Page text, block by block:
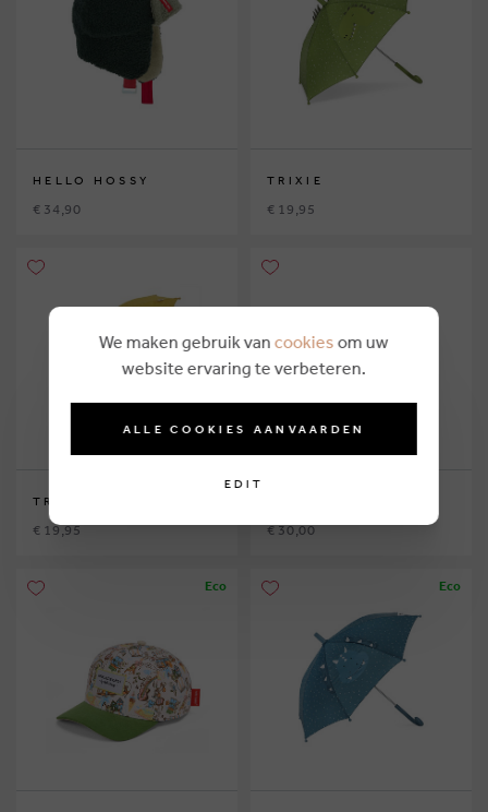
HELLO HOSSY
€ 34,90
TRIXIE
€ 19,95
TRIXIE
€ 19,95 € 30,00
Eco Eco
We maken gebruik van cookies om uw
website ervaring te verbeteren.
ALLE COOKIES AANVAARDEN
EDIT